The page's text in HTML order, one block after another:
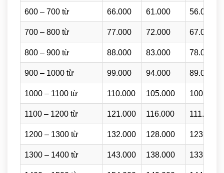
600 – 700 từ 66.000 61.000 56.000
700 – 800 từ 77.000 72.000 67.000
800 – 900 từ 88.000 83.000 78.000
900 – 1000 từ 99.000 94.000 89.000
1000 – 1100 từ 110.000 105.000 100.000
1100 – 1200 từ 121.000 116.000 111.000
1200 – 1300 từ 132.000 128.000 123.000
1300 – 1400 từ 143.000 138.000 133.000